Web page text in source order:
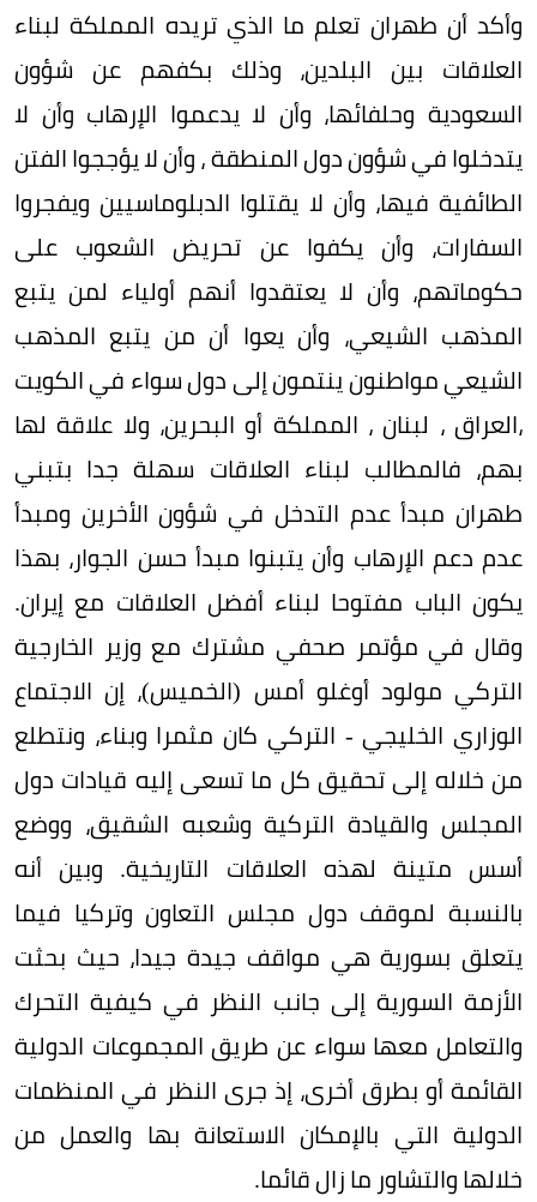
وأكد أن طهران تعلم ما الذي تريده المملكة لبناء
العلاقات بين البلدين، وذلك بكفهم عن شؤون
السعودية وحلفائها، وأن لا يدعموا الإرهاب وأن لا
يتدخلوا في شؤون دول المنطقة ، وأن لا يؤججوا الفتن
الطائفية فيها، وأن لا يقتلوا الدبلوماسيين ويفجروا
السفارات، وأن يكفوا عن تحريض الشعوب على
حكوماتهم، وأن لا يعتقدوا أنهم أولياء لمن يتبع
المذهب الشيعي، وأن يعوا أن من يتبع المذهب
الشيعي مواطنون ينتمون إلى دول سواء في الكويت
،العراق ، لبنان ، المملكة أو البحرين، ولا علاقة لها
بهم، فالمطالب لبناء العلاقات سهلة جدا بتبني
طهران مبدأ عدم التدخل في شؤون الأخرين ومبدأ
عدم دعم الإرهاب وأن يتبنوا مبدأ حسن الجوار، بهذا
يكون الباب مفتوحا لبناء أفضل العلاقات مع إيران.
وقال في مؤتمر صحفي مشترك مع وزير الخارجية
التركي مولود أوغلو أمس (الخميس)، إن الاجتماع
الوزاري الخليجي - التركي كان مثمرا وبناء، ونتطلع
من خلاله إلى تحقيق كل ما تسعى إليه قيادات دول
المجلس والقيادة التركية وشعبه الشقيق، ووضع
أسس متينة لهذه العلاقات التاريخية. وبين أنه
بالنسبة لموقف دول مجلس التعاون وتركيا فيما
يتعلق بسورية هي مواقف جيدة جيدا، حيث بحثت
الأزمة السورية إلى جانب النظر في كيفية التحرك
والتعامل معها سواء عن طريق المجموعات الدولية
القائمة أو بطرق أخرى، إذ جرى النظر في المنظمات
الدولية التي بالإمكان الاستعانة بها والعمل من
خلالها والتشاور ما زال قائما.